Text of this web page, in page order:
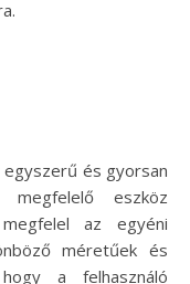
és gyorsan
eszköz
az egyéni
méretűek és
a felhasználó